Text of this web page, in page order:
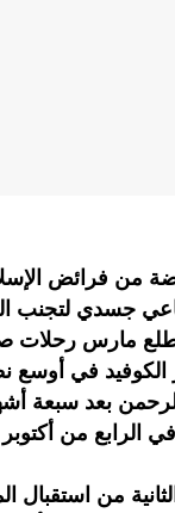
من فرائض
جسدي لتجنب
مارس رحلات
الكوفيد في أوسع
بعد سبعة
من أكتوبر
من